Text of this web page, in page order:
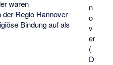
n
o
v
er
(
D
waren
Regio Hannover
Bindung auf als